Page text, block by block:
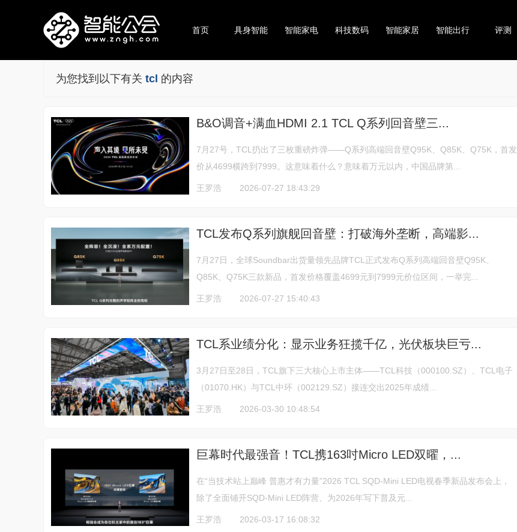
首页 具身智能 智能家电 科技数码 智能家居 智能出行 评测
为您找到以下有关 tcl 的内容
B&O调音+满血HDMI 2.1 TCL Q系列回音壁三...
7月27号，TCL扔出了三枚重磅炸弹——Q系列高端回音壁Q95K、Q85K、Q75K，首发
价从4699横跨到7999。这意味着什么？意味着万元以内，中国品牌第...
王罗浩 2026-07-27 18:43:29
TCL发布Q系列旗舰回音壁：打破海外垄断，高端影...
7月27日，全球Soundbar出货量领先品牌TCL正式发布Q系列高端回音壁Q95K、
Q85K、Q75K三款新品，首发价格覆盖4699元到7999元价位区间，一举完...
王罗浩 2026-07-27 15:40:43
TCL系业绩分化：显示业务狂揽千亿，光伏板块巨亏...
3月27日至28日，TCL旗下三大核心上市主体——TCL科技（000100.SZ）、TCL电子
（01070.HK）与TCL中环（002129.SZ）接连交出2025年成绩...
王罗浩 2026-03-30 10:48:54
巨幕时代最强音！TCL携163吋Micro LED双曜，...
在“当技术站上巅峰 普惠才有力量”2026 TCL SQD-Mini LED电视春季新品发布会上，
除了全面铺开SQD-Mini LED阵营、为2026年写下普及元...
王罗浩 2026-03-17 16:08:32